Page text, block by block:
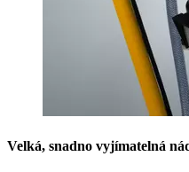
Velká, snadno vyjímatelná